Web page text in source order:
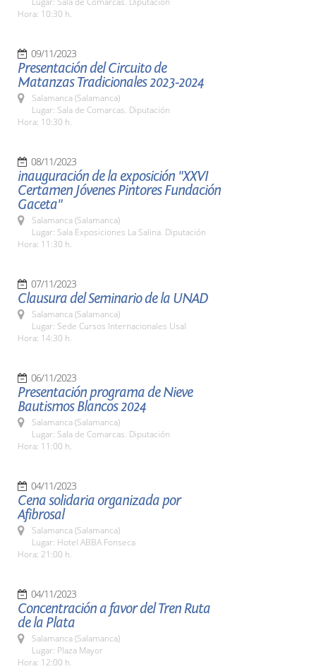
Hora: 10:30 h.
09/11/2023
Presentación del Circuito de
Matanzas Tradicionales 2023-2024
Salamanca (Salamanca)
Lugar: Sala de Comarcas. Diputación
Hora: 10:30 h.
08/11/2023
inauguración de la exposición "XXVI
Certamen Jóvenes Pintores Fundación
Gaceta"
Salamanca (Salamanca)
Lugar: Sala Exposiciones La Salina. Diputación
Hora: 11:30 h.
07/11/2023
Clausura del Seminario de la UNAD
Salamanca (Salamanca)
Lugar: Sede Cursos Internacionales Usal
Hora: 14:30 h.
06/11/2023
Presentación programa de Nieve
Bautismos Blancos 2024
Salamanca (Salamanca)
Lugar: Sala de Comarcas. Diputación
Hora: 11:00 h.
04/11/2023
Cena solidaria organizada por
Afibrosal
Salamanca (Salamanca)
Lugar: Hotel ABBA Fonseca
Hora: 21:00 h.
04/11/2023
Concentración a favor del Tren Ruta
de la Plata
Salamanca (Salamanca)
Lugar: Plaza Mayor
Hora: 12:00 h.